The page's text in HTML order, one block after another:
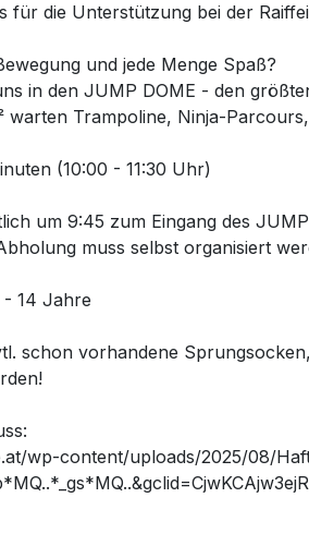
für die Unterstützung bei der
und jede Menge Spaß?
in den JUMP DOME - den
warten Trampoline, Ninja-
(10:00 - 11:30 Uhr)
um 9:45 zum Eingang des
muss selbst organisiert
- 14 Jahre
schon vorhandene
wp-content/uploads/2025/08/